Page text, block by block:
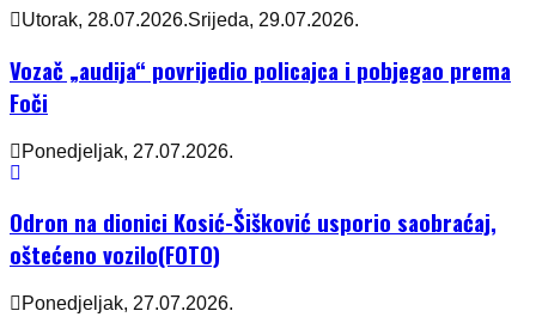
Utorak, 28.07.2026.Srijeda, 29.07.2026.
Vozač „audija“ povrijedio policajca i pobjegao prema
Foči
Ponedjeljak, 27.07.2026.
Odron na dionici Kosić-Šišković usporio saobraćaj,
oštećeno vozilo(FOTO)
Ponedjeljak, 27.07.2026.